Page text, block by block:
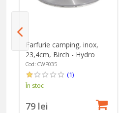
Farfurie camping, inox,
23,4cm, Birch - Hydro
Flask
Cod: CWP035
(1)
În stoc
79 lei